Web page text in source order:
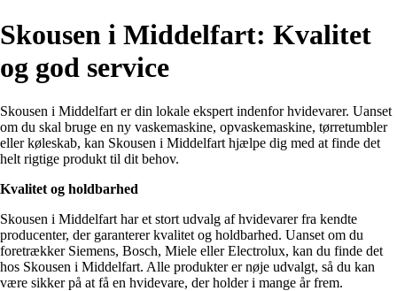
Skousen i Middelfart: Kvalitet
og god service
Skousen i Middelfart er din lokale ekspert indenfor hvidevarer. Uanset
om du skal bruge en ny vaskemaskine, opvaskemaskine, tørretumbler
eller køleskab, kan Skousen i Middelfart hjælpe dig med at finde det
helt rigtige produkt til dit behov.
Kvalitet og holdbarhed
Skousen i Middelfart har et stort udvalg af hvidevarer fra kendte
producenter, der garanterer kvalitet og holdbarhed. Uanset om du
foretrækker Siemens, Bosch, Miele eller Electrolux, kan du finde det
hos Skousen i Middelfart. Alle produkter er nøje udvalgt, så du kan
være sikker på at få en hvidevare, der holder i mange år frem.